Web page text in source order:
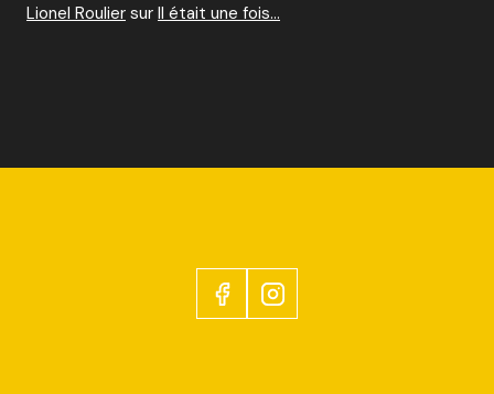
Lionel Roulier sur Il était une fois…